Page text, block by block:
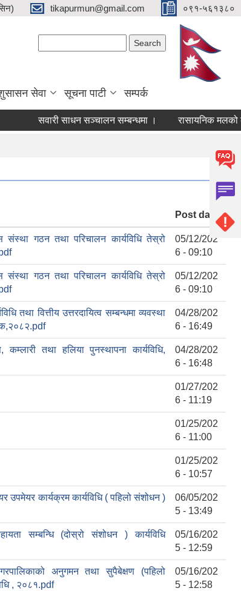
tikapurmun@gmail.com ०९१-५६१३८०
सेवा सूचना पाटी सम्पर्क
सवारी साधन सञ्चालन सम्बन्धमा । रासायनिक मलको
Post date
संस्था गठन तथा परिचालन कार्यविधि तेस्रो
05/12/202
6 - 09:10
संस्था गठन तथा परिचालन कार्यविधि तेस्रो
05/12/202
6 - 09:10
तथा वित्तीय उत्तरदायित्व सम्बन्धमा व्यवस्था
04/28/202
6 - 16:49
कम्लारी तथा हलिया पुनस्थापना कार्यविधि,
04/28/202
6 - 16:48
01/27/202
6 - 11:19
01/25/202
6 - 11:00
01/25/202
6 - 10:57
उपमेयर कार्यक्रम कार्यविधि ( पहिलो संशोधन )
06/05/202
5 - 13:49
सम्बन्धि (दोस्रो संशोधन ) कार्यविधि
05/16/202
5 - 12:59
अनुगमन तथा सुपैबेक्षण (पहिलो
, २०८१.pdf
05/16/202
5 - 12:58